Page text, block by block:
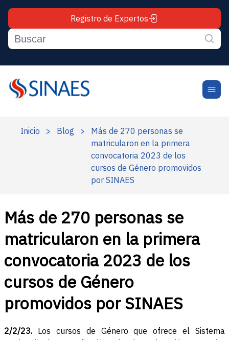
Registro de Expertos
Inicio > Blog >
Más de 270 personas se
matricularon en la primera
convocatoria 2023 de los
cursos de Género promovidos
por SINAES
Más de 270 personas se
matricularon en la primera
convocatoria 2023 de los
cursos de Género
promovidos por SINAES
2/2/23. Los cursos de Género que ofrece el Sistema